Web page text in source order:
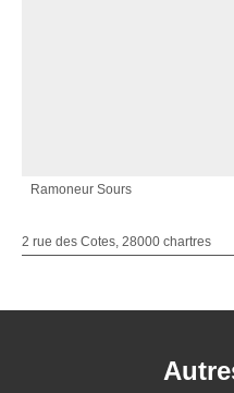
Ramoneur Sours
2 rue des Cotes, 28000 chartres